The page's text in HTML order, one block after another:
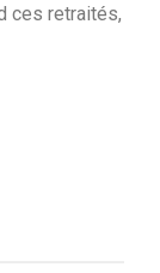
ces retraités,